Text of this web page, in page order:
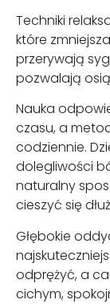
Techniki
które
przerywają
pozwalają
Nauka
czasu, a
codziennie.
dolegliwości
naturalny
cieszyć się
Głębokie
odprężyć, a
cichym,